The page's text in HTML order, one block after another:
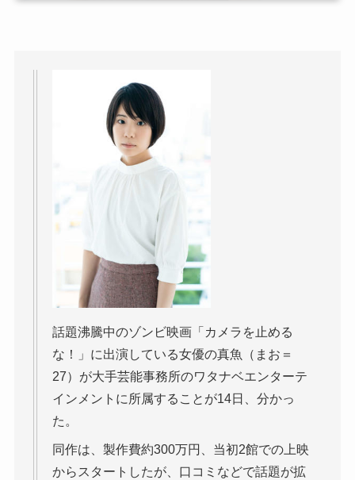
話題沸騰中のゾンビ映画「カメラを止める
な！」に出演している女優の真魚（まお＝
27）が大手芸能事務所のワタナベエンターテ
インメントに所属することが14日、分かっ
た。
同作は、製作費約300万円、当初2館での上映
からスタートしたが、口コミなどで話題が拡